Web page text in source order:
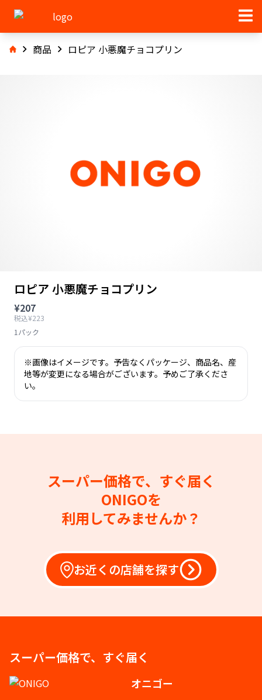
商品 ロピア 小悪魔チョコプリン
ロピア 小悪魔チョコプリン
¥207
税込¥223
1パック
※画像はイメージです。予告なくパッケージ、商品名、産
地等が変更になる場合がございます。予めご了承くださ
い。
スーパー価格で、すぐ届く
ONIGOを
利用してみませんか？
お近くの店舗を探す
スーパー価格で、すぐ届く
オニゴー